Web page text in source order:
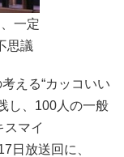
一定
思議
える“カッコいい
し、100人の一般
マイ
日放送回に、